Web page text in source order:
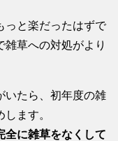
っと楽だったはずで
草への対処がより
いたら、初年度の雑
ます。
全に雑草をなくして